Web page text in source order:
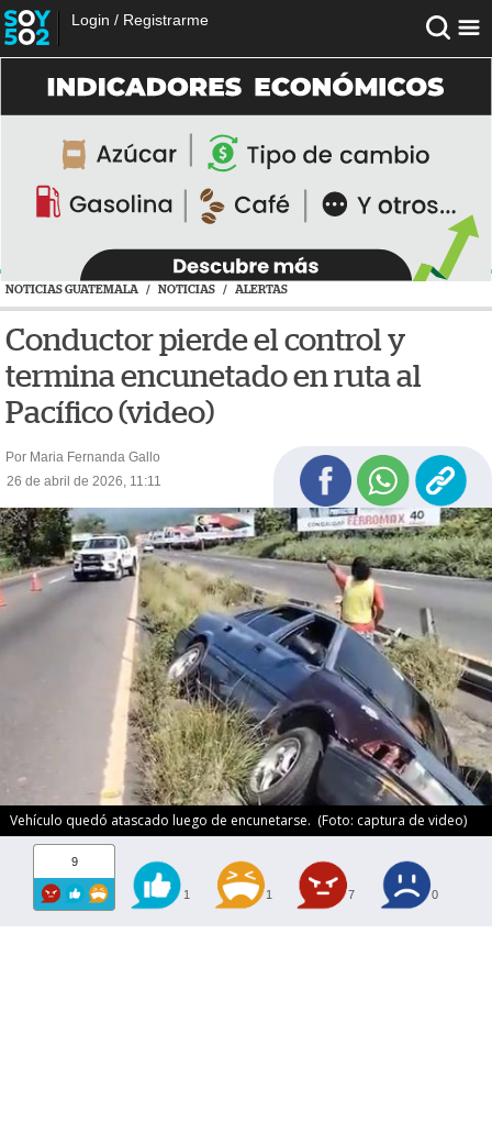
Login / Registrarme
NOTICIAS GUATEMALA / NOTICIAS / ALERTAS
Conductor pierde el control y
termina encunetado en ruta al
Pacífico (video)
Por Maria Fernanda Gallo
26 de abril de 2026, 11:11
Vehículo quedó atascado luego de encunetarse. (Foto: captura de video)
9
1 1 7 0